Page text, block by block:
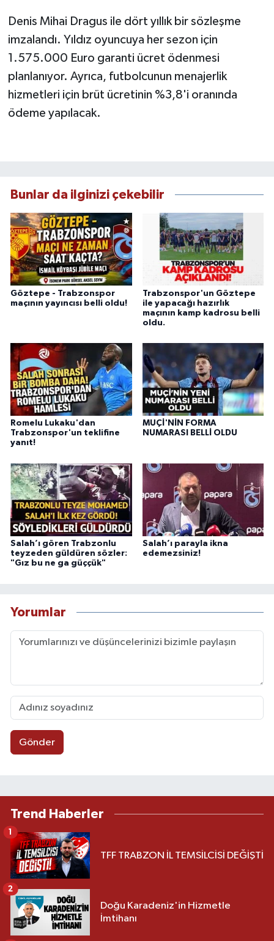
Denis Mihai Dragus ile dört yıllık bir sözleşme
imzalandı. Yıldız oyuncuya her sezon için
1.575.000 Euro garanti ücret ödenmesi
planlanıyor. Ayrıca, futbolcunun menajerlik
hizmetleri için brüt ücretinin %3,8'i oranında
ödeme yapılacak.
Bunlar da ilginizi çekebilir
Göztepe - Trabzonspor
maçının yayıncısı belli oldu!
Trabzonspor'un Göztepe
ile yapacağı hazırlık
maçının kamp kadrosu belli
oldu.
Romelu Lukaku'dan
Trabzonspor'un teklifine
yanıt!
MUÇİ'NİN FORMA
NUMARASI BELLİ OLDU
Salah’ı gören Trabzonlu
teyzeden güldüren sözler:
"Gız bu ne ga güççük"
Salah’ı parayla ikna
edemezsiniz!
Yorumlar
Gönder
Trend Haberler
TFF TRABZON İL TEMSİLCİSİ DEĞİŞTİ
1
Doğu Karadeniz'in Hizmetle
İmtihanı
2